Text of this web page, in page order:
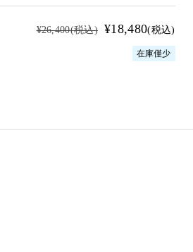
¥26,400(税込) ¥18,480(税込)
在庫僅少